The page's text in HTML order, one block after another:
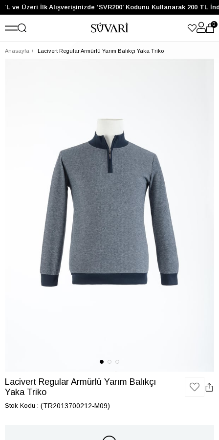
ve Üzeri İlk Alışverişinizde ‘SVR200’ Kodunu Kullanarak 200 TL
0
Anasayfa Lacivert Regular Armürlü Yarım Balıkçı Yaka Triko
Lacivert Regular Armürlü Yarım Balıkçı
Yaka Triko
Stok Kodu (TR2013700212-M09)